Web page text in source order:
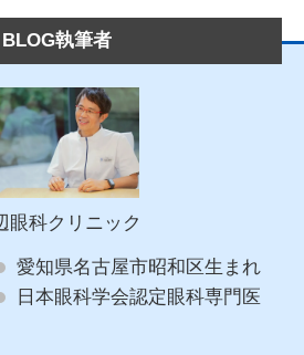
BLOG執筆者
眼科クリニック
愛知県名古屋市昭和区生まれ
日本眼科学会認定眼科専門医